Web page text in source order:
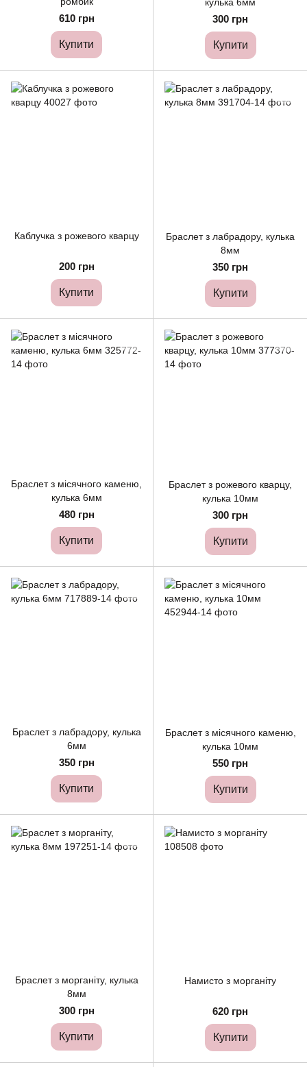
610 грн
Купити
300 грн
Купити
Каблучка з рожевого кварцу
200 грн
Купити
Браслет з лабрадору, кулька
8мм
350 грн
Купити
Браслет з місячного каменю,
кулька 6мм
480 грн
Купити
Браслет з рожевого кварцу,
кулька 10мм
300 грн
Купити
Браслет з лабрадору, кулька
6мм
350 грн
Купити
Браслет з місячного каменю,
кулька 10мм
550 грн
Купити
Браслет з морганіту, кулька
8мм
300 грн
Купити
Намисто з морганіту
620 грн
Купити